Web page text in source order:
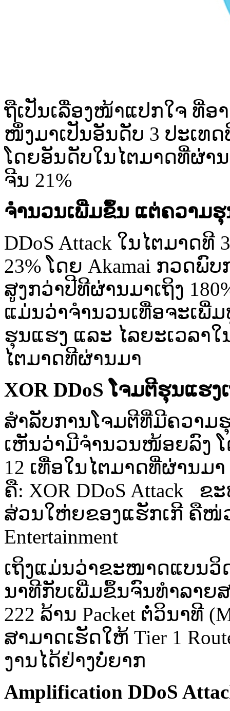
ຖື​ເປັນ​ເລື່ອງ​ໜ້າ​ແປກ​ໃຈ ທີ່​
ໜຶ່ງ​ມາ​ເປັນ​ອັນ​ດັບ 3 ປະເທດ​
ໂດຍ​ອັນ​ດັບ​ໃນ​ໄຕ​ມາດ​ທີ່​ຜ່າ
ຈີນ 21%
ຈຳນວນ​ເພີ່ມ​ຂຶ້ນ ແຕ່​ຄວາມ​
DDoS Attack ໃນ​ໄຕ​ມາດ​
23% ໂດຍ Akamai ກວດ​ພົ
ສູງ​ກວ່າ​ປີ​ທີຜ່ານມາ​ເຖິງ
ແມ່ນວ່າ​ຈຳນວນ​ເທື່ອ​ຈະ​ເພີ່
ຮຸນແຮງ ​ແລະ ​ໄລ​ຍະ​ເວລາ​
ໄຕ​ມາດ​ທີຜ່ານມາ
XOR DDoS ໂຈມ​ຕີ​ຮຸນແຮງ​
ສຳລັບ​ການ​ໂຈມ​ຕີ​ທີ່​ມີ​ຄວາມ​
ເຫັນ​ວ່າ​ມີ​ຈຳນວນ​ໜ້ອຍລົງ
12 ເທື່ອ​ໃນ​ໄຕ​ມາດ​ທີ່​ຜ່ານມ
ຄື: XOR DDoS Attack ຂ
ສ່ວນ​ໃຫ່ຍ​ຂອງ​ແຮັກ​ເກີ ​ຄື​ໜ່
Entertainment
ເຖິງແມ່ນວ່າ​ຂະໜາດ​ແບນວິ
ນາ​ທີ​ກັບ​ເພີ່ມ​ຂຶ້ນ​ຈົນ​ທຳລາ
222 ລ້ານ Packet ຕໍ່​ວິ​ນາ​ທີ
ສາມາດ​ເຮັດໃຫ້ Tier 1
ງານໄດ້​ຢ່າງ​ບໍ່​ຍາກ​
Amplification DDoS